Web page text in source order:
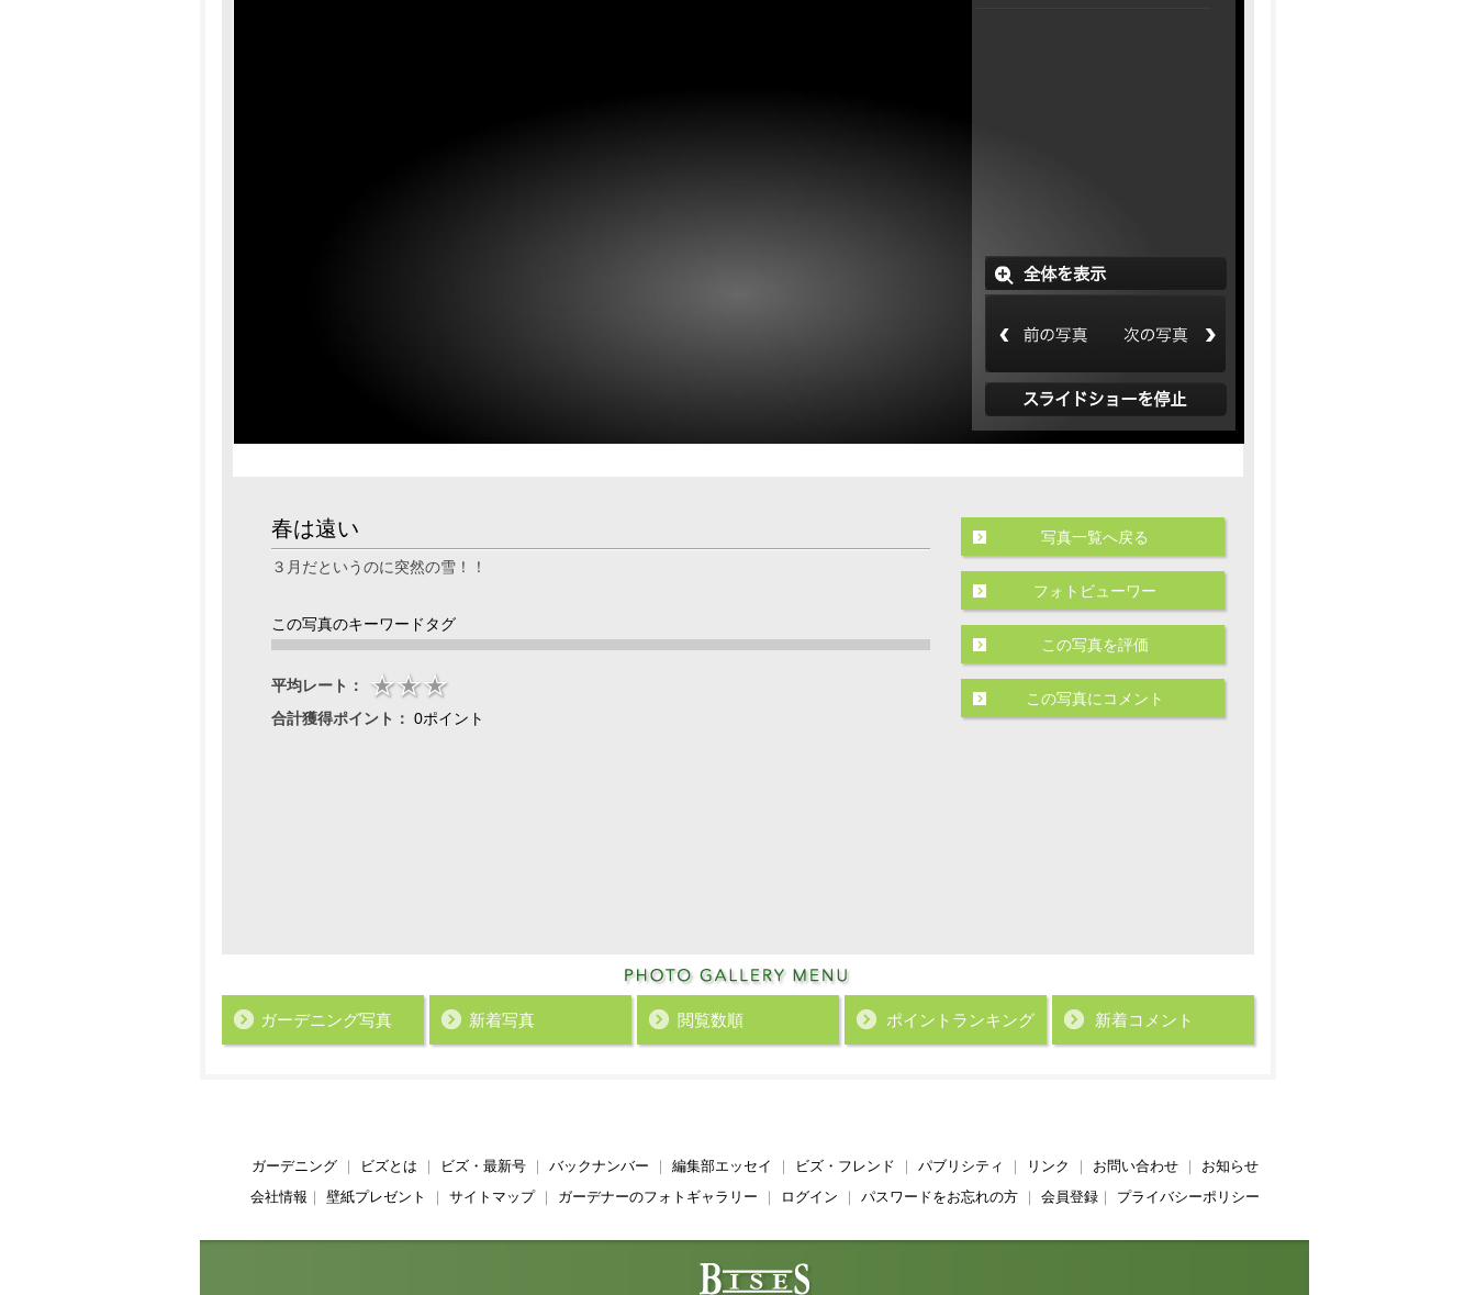
春は遠い
３月だというのに突然の雪！！
この写真のキーワードタグ
平均レート：
合計獲得ポイント： 0ポイント
写真一覧へ戻る
フォトビューワー
この写真を評価
この写真にコメント
ガーデニング写真 新着写真 閲覧数順 ポイント ランキング 新着コメント
ガーデニング｜ ビズとは ビズ・最新号｜ バックナンバー 編集部エッセイ ビズ・フレンド パブリシティ リンク お問い合わせ｜ お知らせ
会社情報
壁紙プレゼント サイトマップ｜ ガーデナーのフォトギャラリー ログイン パスワードをお忘れの方｜ 会員登録｜ プライバシーポリシー